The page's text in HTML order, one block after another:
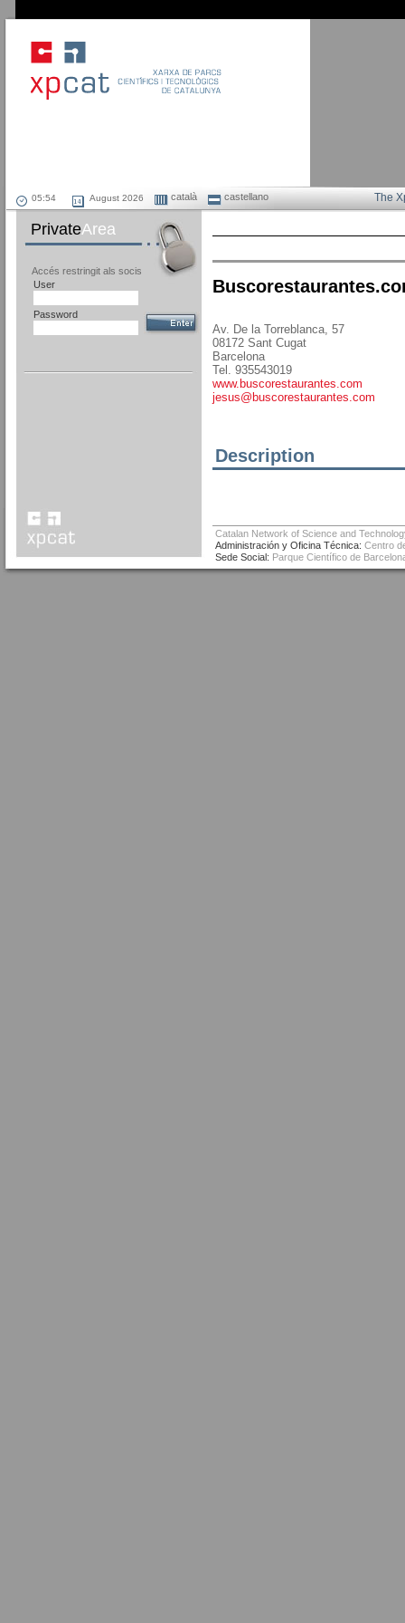
August 2026 català castellano The
PrivateArea
Accés restringit als socis
User
Password
Av. De la Torreblanca, 57
08172 Sant Cugat
Barcelona
Tel. 935543019
www.buscorestaurantes.com
jesus@buscorestaurantes.com
Description
Catalan Network of Science and
Administración y Oficina Técnica: Centro
Sede Social: Parque Científico de